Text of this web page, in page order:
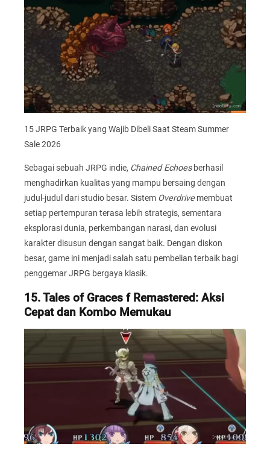
15 JRPG Terbaik yang Wajib Dibeli Saat Steam Summer
Sale 2026
Sebagai sebuah JRPG indie, Chained Echoesberhasil
menghadirkan kualitas yang mampu bersaing dengan
judul-judul dari studio besar. Sistem Overdrivemembuat
setiap pertempuran terasa lebih strategis, sementara
eksplorasi dunia, perkembangan narasi, dan evolusi
karakter disusun dengan sangat baik. Dengan diskon
besar, game ini menjadi salah satu pembelian terbaik bagi
penggemar JRPG bergaya klasik.
15. Tales of Graces f Remastered: Aksi
Cepat dan Kombo Memukau